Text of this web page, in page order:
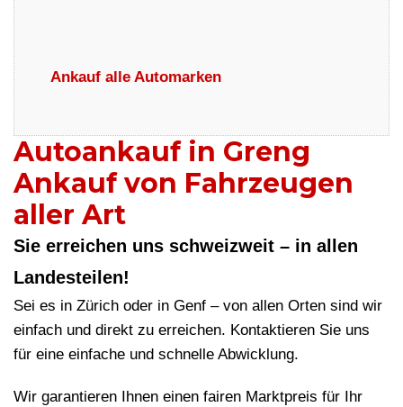
Ankauf alle Automarken
Autoankauf in Greng
Ankauf von Fahrzeugen
aller Art
Sie erreichen uns schweizweit – in allen
Landesteilen!
Sei es in Zürich oder in Genf – von allen Orten sind wir
einfach und direkt zu erreichen. Kontaktieren Sie uns
für eine einfache und schnelle Abwicklung.
Wir garantieren Ihnen einen fairen Marktpreis für Ihr